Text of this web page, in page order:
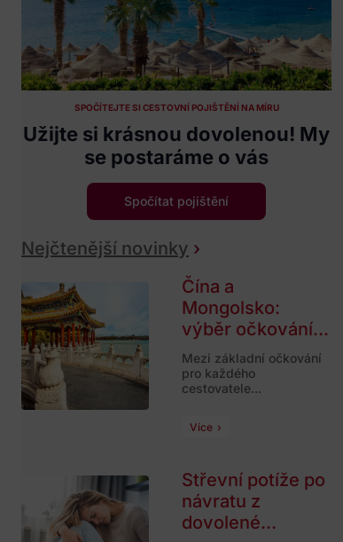
SPOČÍTEJTE SI CESTOVNÍ POJIŠTĚNÍ NA MÍRU
Užijte si krásnou dovolenou! My
se postaráme o vás
Spočítat pojištění
Nejčtenější novinky
Čína a
Mongolsko:
výběr očkování...
Mezi základní očkování
pro každého
cestovatele...
Více
Střevní potíže po
návratu z
dovolené...